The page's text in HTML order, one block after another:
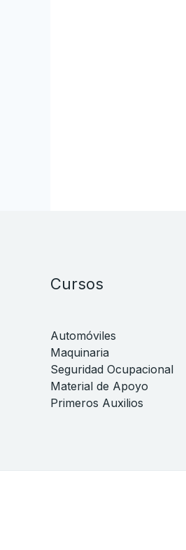
Cursos
Automóviles
Maquinaria
Seguridad Ocupacional
Material de Apoyo
Primeros Auxilios